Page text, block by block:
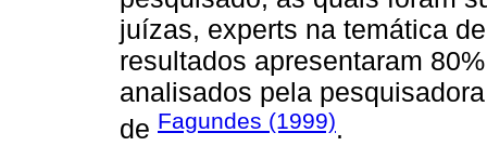
juízas, experts na temática
resultados apresentaram
analisados pela
de Fagundes (1999).